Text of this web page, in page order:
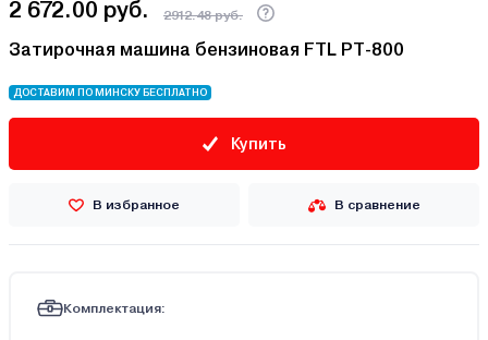
2 672.00 руб. 2912.48 руб.
Затирочная машина бензиновая FTL PT-800
ДОСТАВИМ ПО МИНСКУ БЕСПЛАТНО
Купить
В избранное В сравнение
Комплектация: